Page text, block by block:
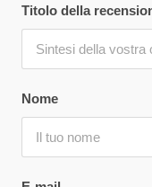
Nome
Titolo della